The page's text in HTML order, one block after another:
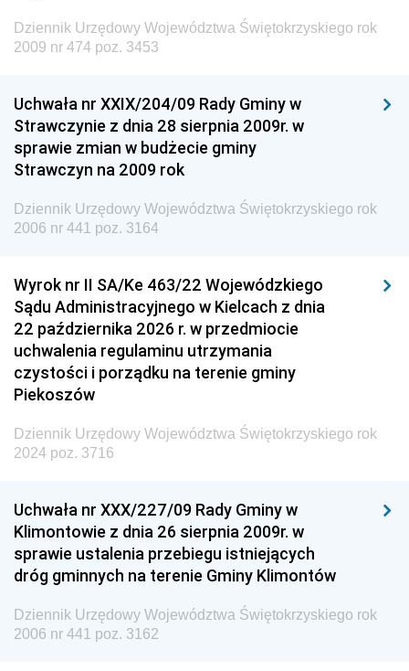
Dziennik Urzędowy Ministra Edukacji
Dziennik Urzędowy Ministra Przemysłu
Dziennik Urzędowy Ministra Finansów i Gospodarki
Dziennik Urzędowy Ministra do Spraw Unii
Dziennik Urzędowy Agencji Wywiadu
Dziennik Urzędowy Województwa Świętokrzyskiego rok
2009 nr 474 poz. 3453
Uchwała nr XXIX/204/09 Rady Gminy w
Strawczynie z dnia 28 sierpnia 2009r. w
sprawie zmian w budżecie gminy
Strawczyn na 2009 rok
Dziennik Urzędowy Województwa Świętokrzyskiego rok
2006 nr 441 poz. 3164
Wyrok nr II SA/Ke 463/22 Wojewódzkiego
Sądu Administracyjnego w Kielcach z dnia
22 października 2026 r. w przedmiocie
uchwalenia regulaminu utrzymania
czystości i porządku na terenie gminy
Piekoszów
Dziennik Urzędowy Województwa Świętokrzyskiego rok
2024 poz. 3716
Uchwała nr XXX/227/09 Rady Gminy w
Klimontowie z dnia 26 sierpnia 2009r. w
sprawie ustalenia przebiegu istniejących
dróg gminnych na terenie Gminy Klimontów
Dziennik Urzędowy Województwa Świętokrzyskiego rok
2006 nr 441 poz. 3162